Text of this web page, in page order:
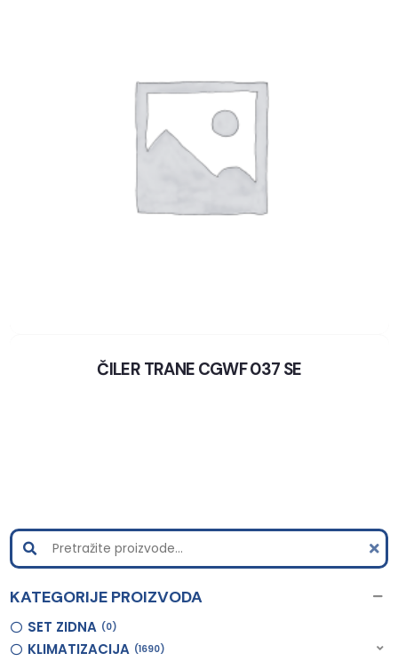
ČILER TRANE CGWF 037 SE
KATEGORIJE PROIZVODA
SET ZIDNA 0
KLIMATIZACIJA 1690